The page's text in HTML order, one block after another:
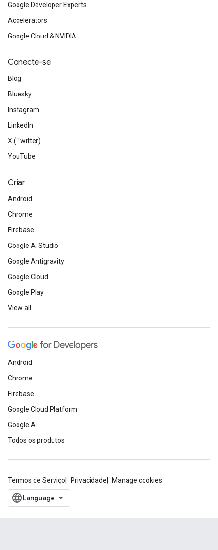
Google Developer Experts
Accelerators
Google Cloud & NVIDIA
Conecte-se
Blog
Bluesky
Instagram
LinkedIn
X (Twitter)
YouTube
Criar
Android
Chrome
Firebase
Google AI Studio
Google Antigravity
Google Cloud
Google Play
View all
Android
Chrome
Firebase
Google Cloud Platform
Google AI
Todos os produtos
Termos de Serviço Privacidade Manage cookies